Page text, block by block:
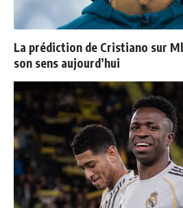
La prédiction de Cristiano sur
son sens aujourd’hui